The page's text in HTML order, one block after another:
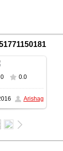
размере
0 0.0
Arishag